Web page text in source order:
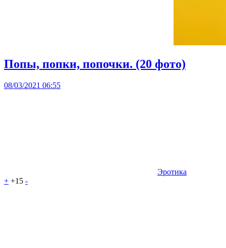
Попы, попки, попочки. (20 фото)
08/03/2021 06:55
Эротика
+ +15 -